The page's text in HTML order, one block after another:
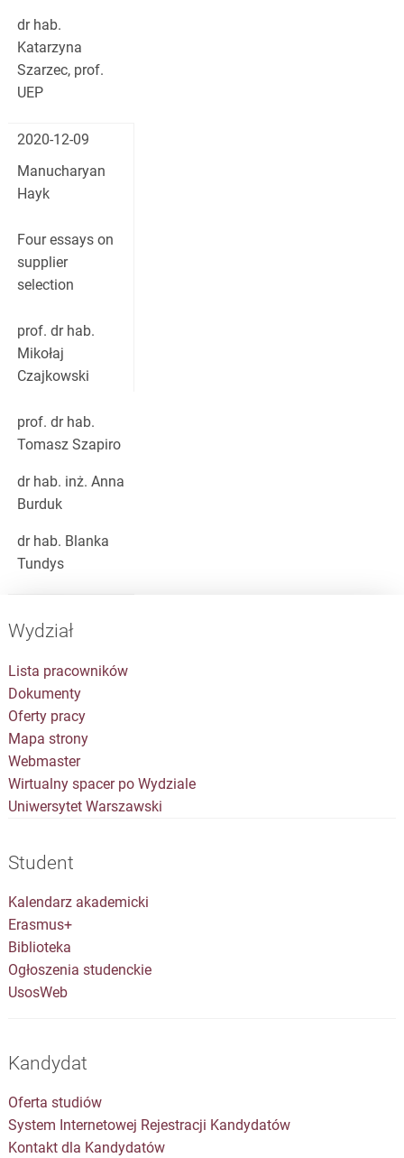
dr hab.
Katarzyna
Szarzec, prof.
UEP
2020-12-09
Manucharyan
Hayk
Four essays on
supplier
selection
prof. dr hab.
Mikołaj
Czajkowski
prof. dr hab.
Tomasz Szapiro
dr hab. inż. Anna
Burduk
dr hab. Blanka
Tundys
Wydział
Lista pracowników
Dokumenty
Oferty pracy
Mapa strony
Webmaster
Wirtualny spacer po Wydziale
Uniwersytet Warszawski
Student
Kalendarz akademicki
Erasmus+
Biblioteka
Ogłoszenia studenckie
UsosWeb
Kandydat
Oferta studiów
System Internetowej Rejestracji Kandydatów
Kontakt dla Kandydatów